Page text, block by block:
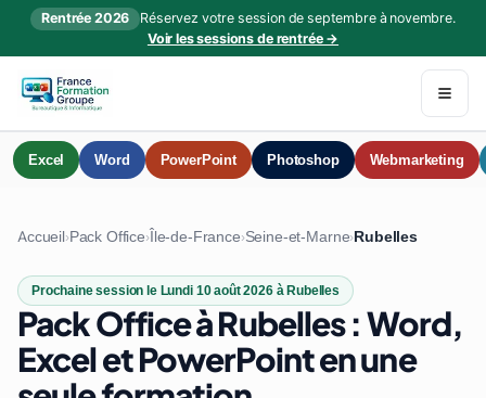
Rentrée 2026
Réservez votre session de septembre à novembre.
Voir les sessions de rentrée →
Excel Word PowerPoint Photoshop Webmarketing
Accueil›Pack Office›Île-de-France›Seine-et-Marne›Rubelles
Prochaine session le Lundi 10 août 2026 à Rubelles
Pack Office à Rubelles : Word,
Excel et PowerPoint en une